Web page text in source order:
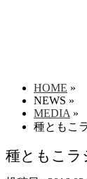
HOME »
NEWS »
MEDIA»
種ともこ
種ともこラ